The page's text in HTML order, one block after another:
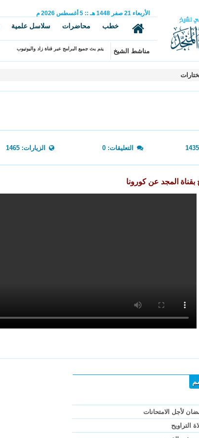
الأربعاء 21 صفر 1448 هـ ::
5 أغسطس 2026 م
خطب محاضرات سلاسل علمية
مناشط الشيخ يتم بث جميع البرامج عبر قناة زاد واليوتيوب
التعليقات: 0 الزيارات: 1465
بقناة المجد عن كورونا
لأجل الامتحانات
التراويح